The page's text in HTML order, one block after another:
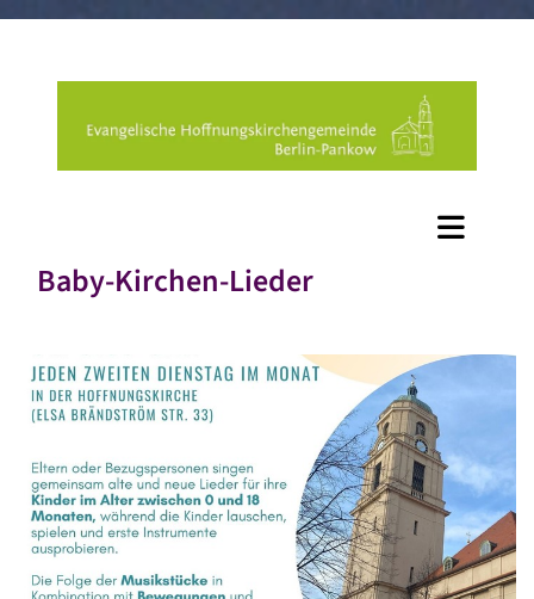
Baby-Kirchen-Lieder